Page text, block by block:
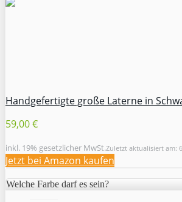
Handgefertigte große Laterne in
59,00 €
inkl. 19% gesetzlicher MwSt.Zuletzt aktualisiert am:
Jetzt bei Amazon kaufen
Welche Farbe darf es sein?